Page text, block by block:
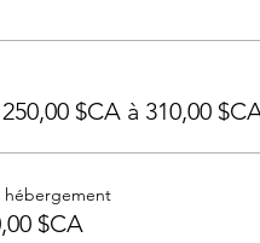
$CA à 310,00
hébergement
$CA